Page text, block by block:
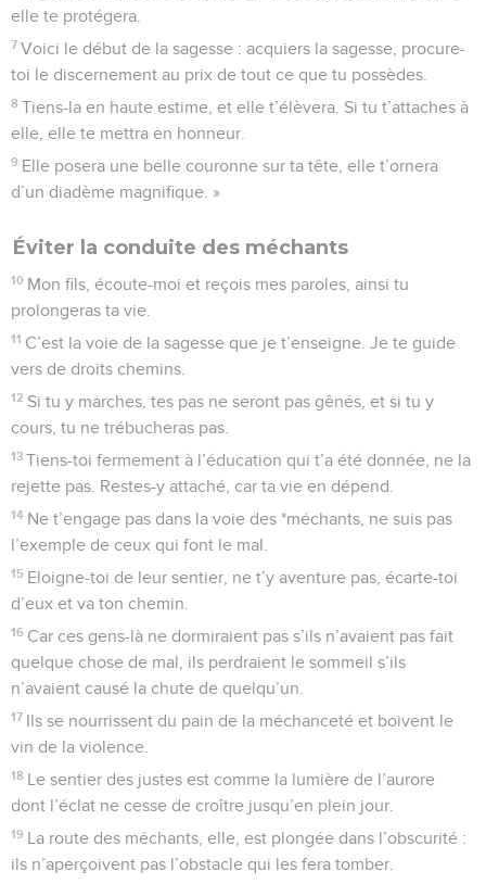
elle te protégera.
7 Voici le début de la sagesse : acquiers la sagesse, procure-
toi le discernement au prix de tout ce que tu possèdes.
8 Tiens-la en haute estime, et elle t’élèvera. Si tu t’attaches à
elle, elle te mettra en honneur.
9 Elle posera une belle couronne sur ta tête, elle t’ornera
d’un diadème magnifique. »
Éviter la conduite des méchants
10 Mon fils, écoute-moi et reçois mes paroles, ainsi tu
prolongeras ta vie.
11 C’est la voie de la sagesse que je t’enseigne. Je te guide
vers de droits chemins.
12 Si tu y marches, tes pas ne seront pas gênés, et si tu y
cours, tu ne trébucheras pas.
13 Tiens-toi fermement à l’éducation qui t’a été donnée, ne la
rejette pas. Restes-y attaché, car ta vie en dépend.
14 Ne t’engage pas dans la voie des *méchants, ne suis pas
l’exemple de ceux qui font le mal.
15 Eloigne-toi de leur sentier, ne t’y aventure pas, écarte-toi
d’eux et va ton chemin.
16 Car ces gens-là ne dormiraient pas s’ils n’avaient pas fait
quelque chose de mal, ils perdraient le sommeil s’ils
n’avaient causé la chute de quelqu’un.
17 Ils se nourrissent du pain de la méchanceté et boivent le
vin de la violence.
18 Le sentier des justes est comme la lumière de l’aurore
dont l’éclat ne cesse de croître jusqu’en plein jour.
19 La route des méchants, elle, est plongée dans l’obscurité :
ils n’aperçoivent pas l’obstacle qui les fera tomber.